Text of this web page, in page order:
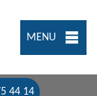
MENU
44 14